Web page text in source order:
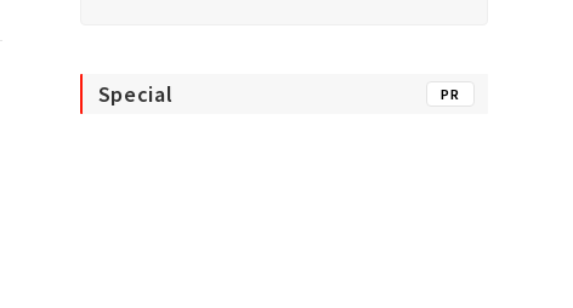
Special PR